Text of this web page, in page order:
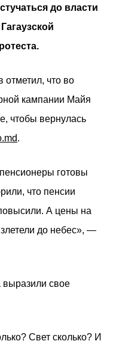
до власти
отметил, что во
кампании Майя
чтобы вернулась
.
готовы
что пенсии
А цены на
до небес», —
выразили свое
Свет сколько? И